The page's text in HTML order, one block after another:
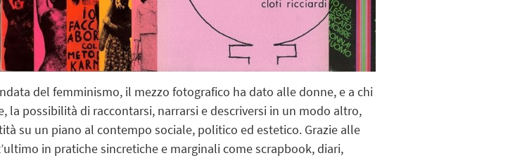
del femminismo, il mezzo fotografico ha dato alle donne, e a chi
possibilità di raccontarsi, narrarsi e descriversi in un modo altro,
su un piano al contempo sociale, politico ed estetico. Grazie alle
in pratiche sincretiche e marginali come scrapbook, diari,